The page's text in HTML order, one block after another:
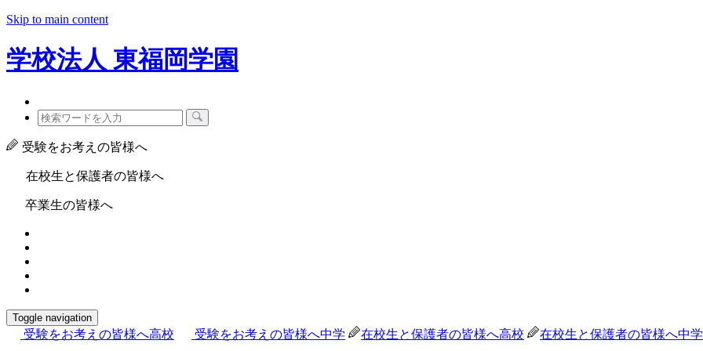
Skip to main content
学校法人 東福岡学園
受験をお考えの皆様へ
在校生と保護者の皆様へ
卒業生の皆様へ
Toggle navigation
受験をお考えの皆様へ高校 受験をお考えの皆様へ中学 在校生と保護者の皆様へ高校 在校生と保護者の皆様へ中学